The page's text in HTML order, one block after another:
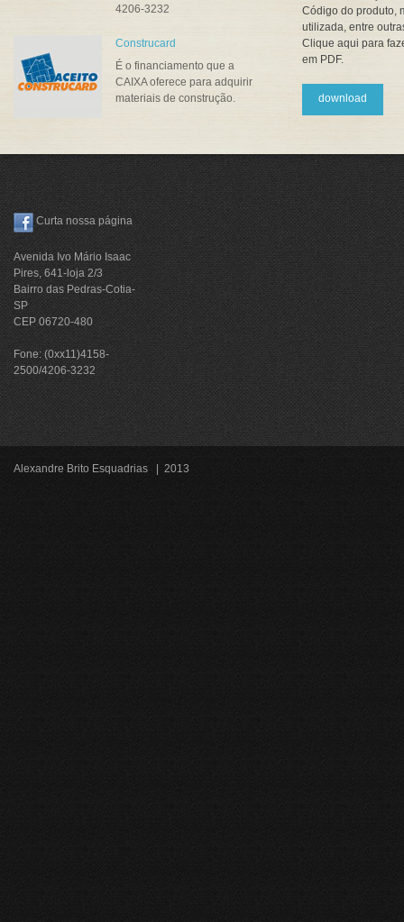
4206-3232
Construcard
É o financiamento que a
CAIXA oferece para adquirir
materiais de construção.
Código do produto,
utilizada, entre
Clique aqui para
em PDF.
download
Curta nossa página
Avenida Ivo Mário Isaac
Pires, 641-loja 2/3
Bairro das Pedras-Cotia-
SP
CEP 06720-480
Fone: (0xx11)4158-
2500/4206-3232
Alexandre Brito Esquadrias | 2013